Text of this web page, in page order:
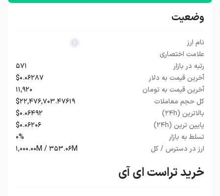
خرید تراست ای آی
وضعیت
نام ارز
علامت اختصاری
رتبه در بازار
۵۷۱
آخرین قیمت به دلار
$۰.۰۶۲۸۷
آخرین قیمت به تومان
۱۱,۹۲۰
کل حجم معاملات
$۲۲,۴۷۶,۷۰۳.۴۷۶۱۹
بالاترین (۲۴h)
$۰.۰۶۴۹۲
پایین ترین (۲۴h)
$۰.۰۶۲۰۶
تسلط به بازار
۰%
ارز در دسترس / کل
۱,۰۰۰.۰۰M / ۳۵۳.۰۶M